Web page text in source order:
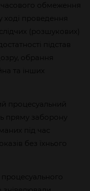
обмеження
ході проведення
(розшукових)
підстав
обрання
та інших
процесуальний
пряму заборону
під час
без їхнього